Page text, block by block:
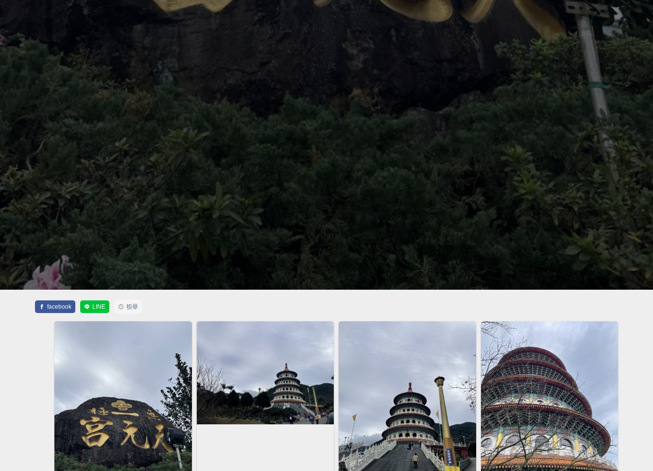
facebook LINE 檢舉